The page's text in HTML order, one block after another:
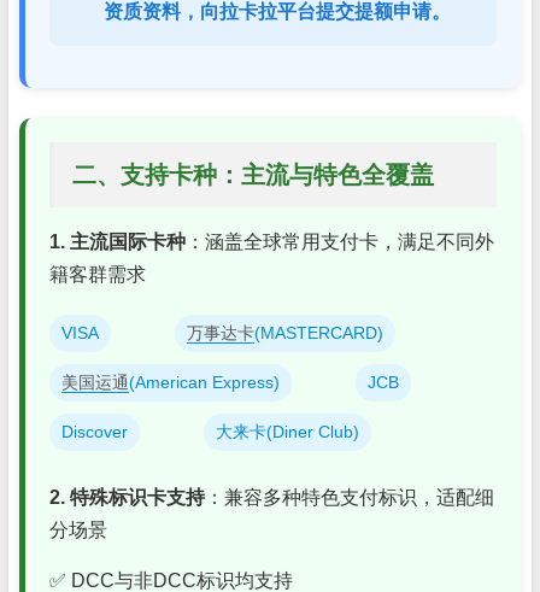
资质资料，向拉卡拉平台提交提额申请。
二、支持卡种：主流与特色全覆盖
1. 主流国际卡种 ：涵盖全球常用支付卡，满足不同外
籍客群需求
VISA 万事达卡(MASTERCARD)
美国运通(American Express) JCB
Discover 大来卡(Diner Club)
2. 特殊标识卡支持：兼容多种特色支付标识，适配细
分场景
✅ DCC与非DCC标识均支持